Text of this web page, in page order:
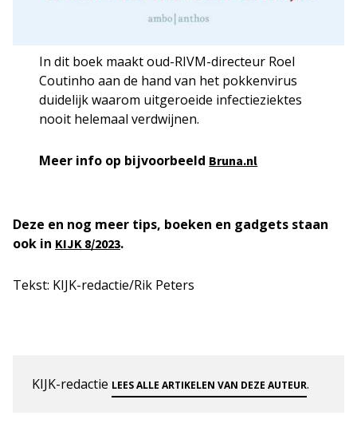
In dit boek maakt oud-RIVM-directeur Roel
Coutinho aan de hand van het pokkenvirus
duidelijk waarom uitgeroeide infectieziektes
nooit helemaal verdwijnen.
Meer info op bijvoorbeeld Bruna.nl
Deze en nog meer tips, boeken en gadgets staan
ook in KIJK 8/2023.
Tekst: KIJK-redactie/Rik Peters
KIJK-redactie LEES ALLE ARTIKELEN VAN DEZE AUTEUR.